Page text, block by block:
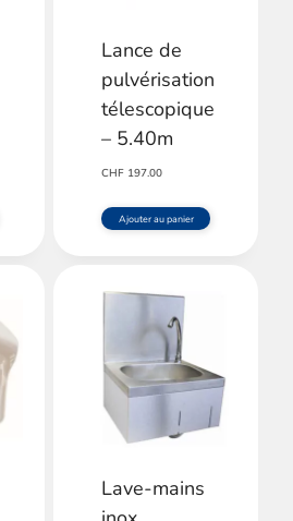
Lance de
pulvérisation
télescopique
– 5.40m
CHF 197.00
Ajouter au panier
Lave-mains